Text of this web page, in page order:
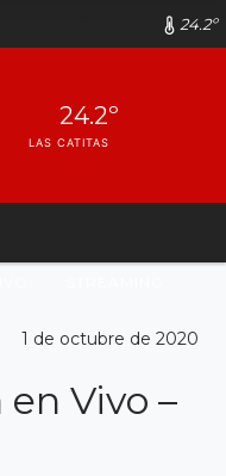
24.2º
24.2º
LAS CATITAS
1 de octubre de 2020
Vivo –